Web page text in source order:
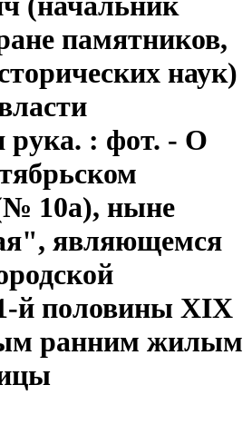
памятников,
наук)
рука. : фот. - О
10а), ныне
являющемся
й половины XIX
ранним жилым